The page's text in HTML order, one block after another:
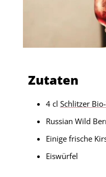
Zutaten
4 cl Schlitzer
Russian Wild
Einige frische
Eiswürfel